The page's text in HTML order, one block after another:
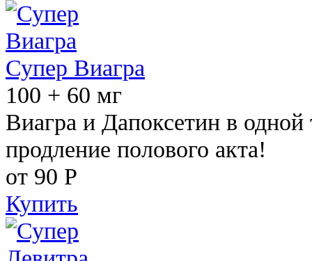
Супер Виагра
100 + 60 мг
Виагра и Дапоксетин в одной
продление полового акта!
от 90 Р
Купить